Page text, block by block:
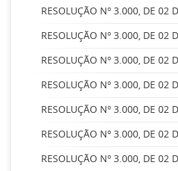
RESOLUÇÃO Nº 3.000, DE 02
RESOLUÇÃO Nº 3.000, DE 02
RESOLUÇÃO Nº 3.000, DE 02
RESOLUÇÃO Nº 3.000, DE 02
RESOLUÇÃO Nº 3.000, DE 02
RESOLUÇÃO Nº 3.000, DE 02
RESOLUÇÃO Nº 3.000, DE 02